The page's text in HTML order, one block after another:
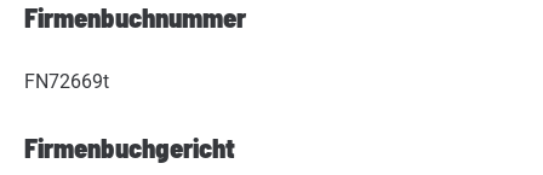
Firmenbuchnummer
FN72669t
Firmenbuchgericht